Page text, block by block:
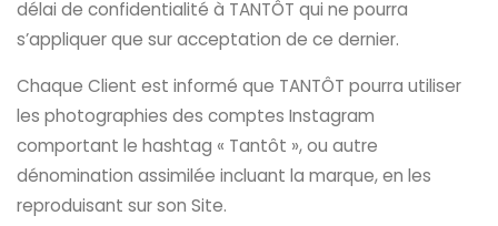
délai de confidentialité à TANTÔT qui ne pourra
s’appliquer que sur acceptation de ce dernier.
Chaque Client est informé que TANTÔT pourra utiliser
les photographies des comptes Instagram
comportant le hashtag « Tantôt », ou autre
dénomination assimilée incluant la marque, en les
reproduisant sur son Site.